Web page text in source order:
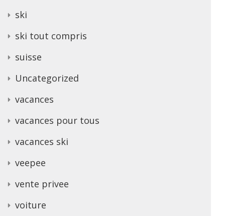
ski
ski tout compris
suisse
Uncategorized
vacances
vacances pour tous
vacances ski
veepee
vente privee
voiture